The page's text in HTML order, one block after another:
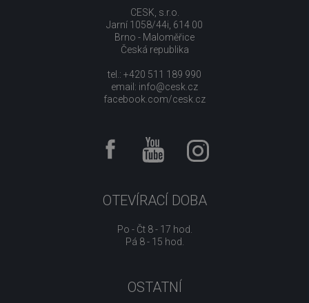
CESK, s.r.o.
Jarní 1058/44i, 614 00
Brno - Maloměřice
Česká republika
tel.: +420 511 189 990
email: info@cesk.cz
facebook.com/cesk.cz
OTEVÍRACÍ DOBA
Po - Čt 8 - 17 hod.
Pá 8 - 15 hod.
OSTATNÍ